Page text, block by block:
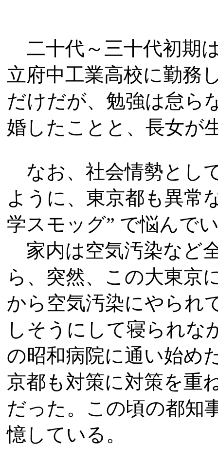
二十代～三十代初期
立府中工業高校に勤務
だけだが、勉強は怠ら
婚したことと、長女が
なお、社会情勢とし
ように、東京都も異常
学スモッグ” で悩んで
家内は空気汚染など
ら、突然、この大東京
から空気汚染にやられ
しそうにして寝られな
の昭和病院に通い始め
京都も対策に対策を重
だった。この頃の都知
憶している。